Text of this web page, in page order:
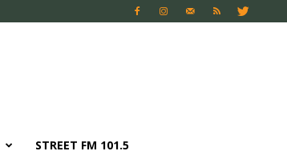
STREET FM 101.5